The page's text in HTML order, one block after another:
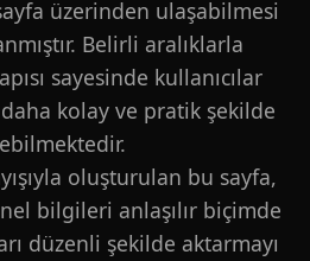
üzerinden ulaşabilmesi
Belirli aralıklarla
sayesinde kullanıcılar
kolay ve pratik şekilde
oluşturulan bu sayfa,
bilgileri anlaşılır biçimde
düzenli şekilde aktarmayı